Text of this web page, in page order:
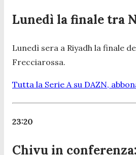
Lunedì la finale tra
Lunedì sera a Riyadh la finale
Frecciarossa.
Tutta la Serie A su DAZN,
23:20
Chivu in